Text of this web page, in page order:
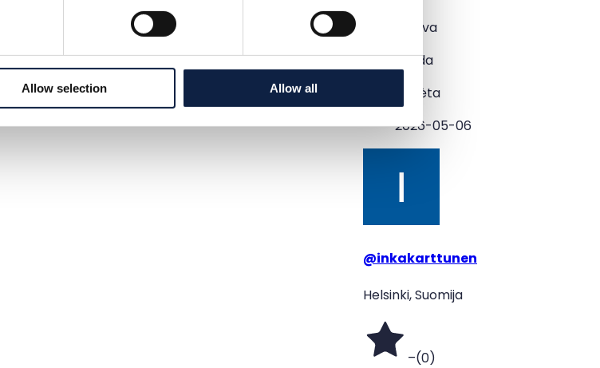
Allow selection Allow all
Spalva
Juoda
Pridėta
2026-05-06
@inkakarttunen
Helsinki, Suomija
–(0)